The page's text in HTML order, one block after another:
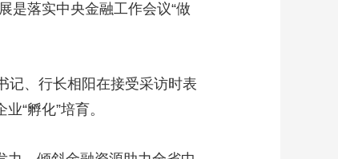
是落实中央金融工作会议“做
、行长相阳在接受采访时表
“孵化”培育。